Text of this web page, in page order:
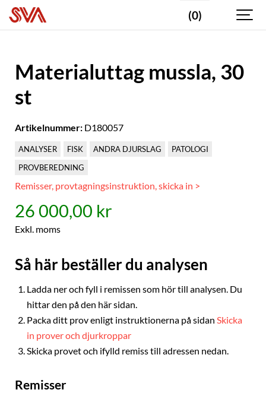
(0)
Materialuttag mussla, 30
st
Artikelnummer: D180057
ANALYSER FISK ANDRA DJURSLAG
PATOLOGI
PROVBEREDNING
Remisser, provtagningsinstruktion, skicka in >
26 000,00 kr
Exkl. moms
Så här beställer du analysen
Ladda ner och fyll i remissen som hör till analysen. Du
hittar den på den här sidan.
Packa ditt prov enligt instruktionerna på sidan Skicka
in prover och djurkroppar
Skicka provet och ifylld remiss till adressen nedan.
Remisser